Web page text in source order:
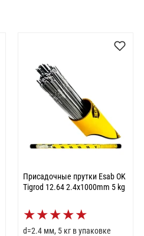
Присадочные прутки Esab OK
Tigrod 12.64 2.4х1000mm 5 kg
★★★★★
d=2.4 мм, 5 кг в упаковке